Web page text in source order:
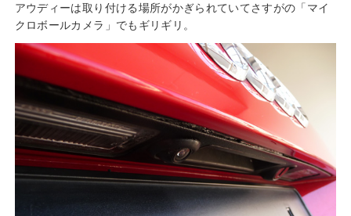
アウディーは取り付ける場所がかぎられていてさすがの「マイ
クロボールカメラ」でもギリギリ。